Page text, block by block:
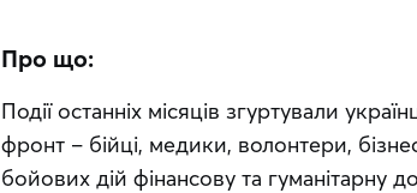
Про що:
Події останніх місяців згуртували
фронт – бійці, медики, волонтери,
бойових дій фінансову та гуманітарну